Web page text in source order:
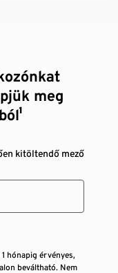
meg
kitöltendő mező
hónapig érvényes,
beváltható. Nem